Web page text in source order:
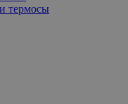
термосы